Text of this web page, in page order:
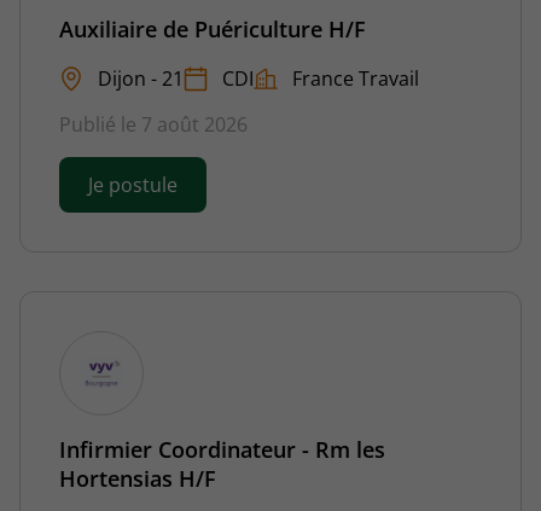
Auxiliaire de Puériculture H/F
Dijon - 21 CDI
France Travail
Publié le 7 août 2026
Je postule
Infirmier Coordinateur - Rm les
Hortensias H/F